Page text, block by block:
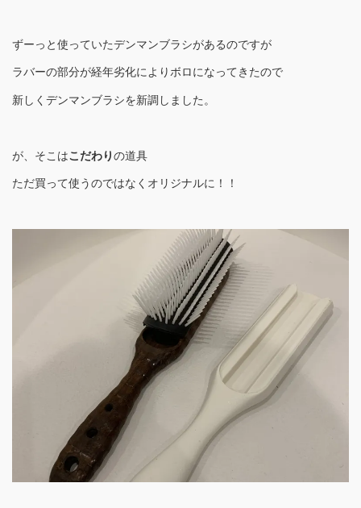
ずーっと使っていたデンマンブラシがあるのですが
ラバーの部分が経年劣化によりボロになってきたので
新しくデンマンブラシを新調しました。
が、そこはこだわりの道具
ただ買って使うのではなくオリジナルに！！